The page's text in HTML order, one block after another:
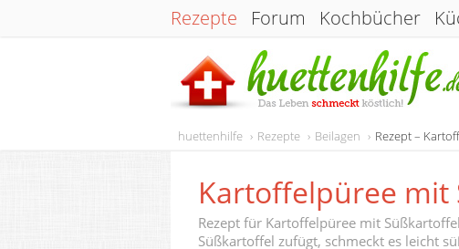
Rezepte Forum Kochbücher
huettenhilfe Rezepte Beilagen Rezept –
Kartoffelpüree mit
Rezept für Kartoffelpüree mit
Süßkartoffel zufügt, schmeckt es leicht